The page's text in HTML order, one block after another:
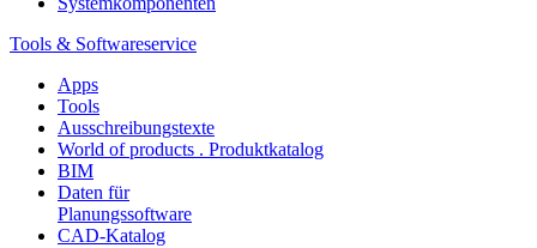
Tools & Softwareservice
Apps
Tools
Ausschreibungstexte
World of products . Produktkatalog
BIM
Daten für
Planungssoftware
CAD-Katalog